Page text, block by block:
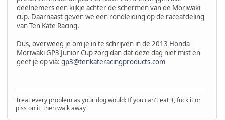
deelnemers een kijkje achter de schermen van de Moriwaki
cup. Daarnaast geven we een rondleiding op de raceafdeling
van Ten Kate Racing.
Dus, overweeg je om je in te schrijven in de 2013 Honda
Moriwaki GP3 Junior Cup zorg dan dat deze dag niet mist en
geef je op via: gp3@tenkateracingproducts.com
Treat every problem as your dog would: If you can't eat it, fuck it or
piss on it, then walk away